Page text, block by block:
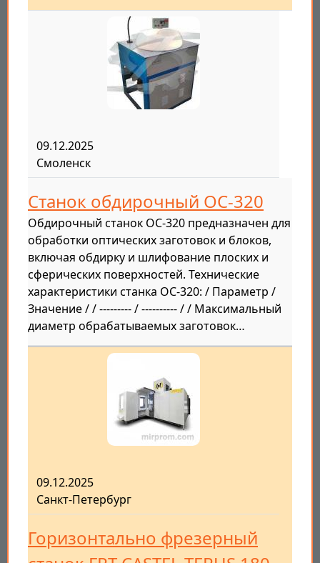
09.12.2025
Смоленск
Станок обдирочный ОС-320
Обдирочный станок ОС-320 предназначен для
обработки оптических заготовок и блоков,
включая обдирку и шлифование плоских и
сферических поверхностей. Технические
характеристики станка ОС-320: / Параметр /
Значение / / --------- / ---------- / / Максимальный
диаметр обрабатываемых заготовок…
09.12.2025
Санкт-Петербург
Горизонтально фрезерный